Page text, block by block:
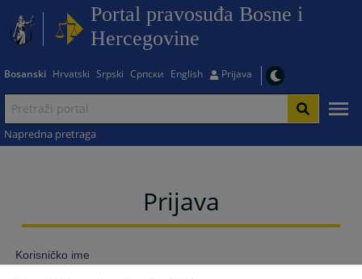
Portal pravosuđa Bosne i
Hercegovine
Bosanski Hrvatski Srpski Српски English Prijava
Napredna pretraga
Prijava
Korisničko ime